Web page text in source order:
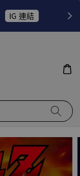
IG 連結